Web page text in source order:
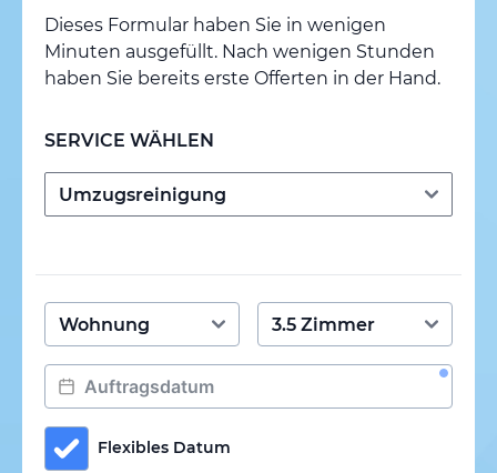
Dieses Formular haben Sie in wenigen
Minuten ausgefüllt. Nach wenigen Stunden
haben Sie bereits erste Offerten in der Hand.
SERVICE WÄHLEN
Flexibles Datum